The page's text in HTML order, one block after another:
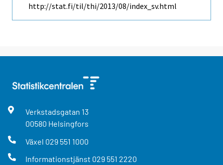
http://stat.fi/til/thi/2013/08/index_sv.html
Verkstadsgatan 13
00580 Helsingfors
Växel 029 551 1000
Informationstjänst 029 551 2220